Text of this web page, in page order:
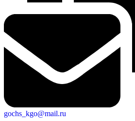
gochs_kgo@mail.ru